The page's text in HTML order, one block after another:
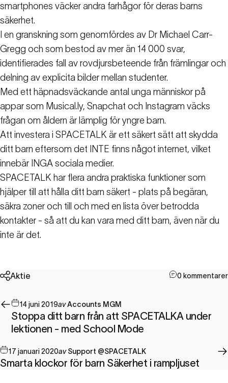
smartphones väcker andra farhågor för deras barns
säkerhet.
I en granskning som genomfördes av Dr Michael Carr-
Gregg och som bestod av mer än 14 000 svar,
identifierades fall av rovdjursbeteende från främlingar och
delning av explicita bilder mellan studenter.
Med ett häpnadsväckande antal unga människor på
appar som Musical.ly, Snapchat och Instagram väcks
frågan om åldern är lämplig för yngre barn.
Att investera i SPACETALK är ett säkert sätt att skydda
ditt barn eftersom det INTE finns något internet, vilket
innebär INGA sociala medier.
SPACETALK har flera andra praktiska funktioner som
hjälper till att hålla ditt barn säkert - plats på begäran,
säkra zoner och till och med en lista över betrodda
kontakter - så att du kan vara med ditt barn, även när du
inte är det.
Aktie 0 kommentarer
14 juni 2019avAccounts MGM
Stoppa ditt barn från att SPACETALKA under
lektionen - med School Mode
17 januari 2020avSupport @SPACETALK
Smarta klockor för barn Säkerhet i rampljuset